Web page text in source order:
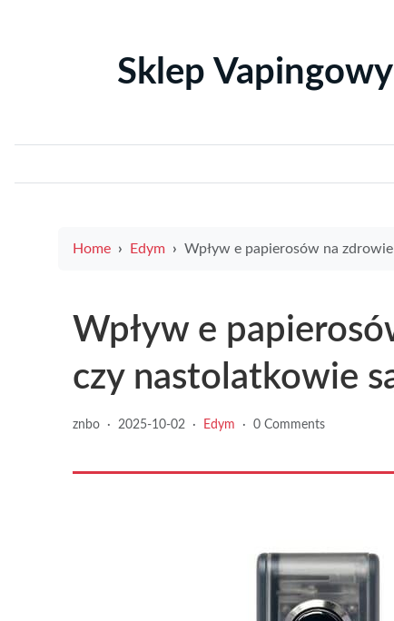
Sklep
Home Edym Wpływ e papierosów na zdrowie 17 latka czy nastolatkowie są szczególnie
Wpływ e
czy nastolatkowie
znbo · 2025-10-02 · Edym · 0 Comments